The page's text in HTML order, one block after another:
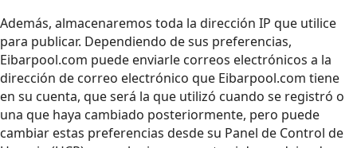
Además, almacenaremos toda la dirección IP que utilice
para publicar. Dependiendo de sus preferencias,
Eibarpool.com puede enviarle correos electrónicos a la
dirección de correo electrónico que Eibarpool.com tiene
en su cuenta, que será la que utilizó cuando se registró o
una que haya cambiado posteriormente, pero puede
cambiar estas preferencias desde su Panel de Control de